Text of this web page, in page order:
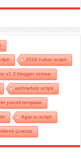
2016 haber scripti
v1.3 blogger teması
addmefast scripti
paneli template
Agar io scripti
ücretsiz